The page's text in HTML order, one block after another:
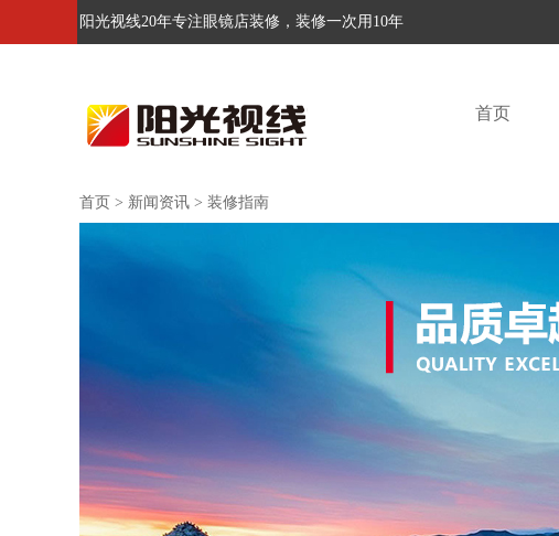
阳光视线20年专注眼镜店装修，装修一次用10年
首页
首页 > 新闻资讯 > 装修指南